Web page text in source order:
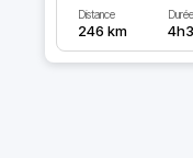
Distance
246 km
Durée